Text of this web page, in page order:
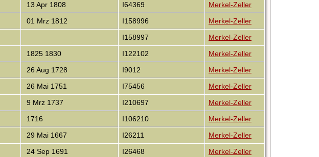
13 Apr 1808 I64369
Merkel-Zeller
01 Mrz 1812 I158996
Merkel-Zeller
I158997
Merkel-Zeller
1825 1830 I122102
Merkel-Zeller
26 Aug 1728 I9012
Merkel-Zeller
26 Mai 1751 I75456
Merkel-Zeller
9 Mrz 1737 I210697
Merkel-Zeller
1716 I106210
Merkel-Zeller
29 Mai 1667 I26211
Merkel-Zeller
24 Sep 1691 I26468
Merkel-Zeller